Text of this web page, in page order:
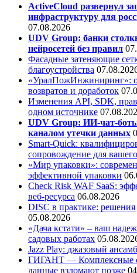
ActiveCloud развернул
инфраструктуру для
07.08.2026
UDV Group: банки
нейросетей без правил
Фасадные затеняющие
благоустройства
«УралПожИнжиниринг»:
возвратов и доработок
Изменения API, SDK,
одном источнике
UDV Group: ИИ-чат-
каналом утечки данных
Smart-Quick:
сопровождение для
«Мир упаковки»:
эффективной упаковки
Check Risk WAF SaaS:
веб-ресурса 06.08.2026
DISC в практике:
05.08.2026
«Дача кстати» – ваш
садовых работах
Jazz Play: джазовый
ГИГАНТ — Комплексные
данные взломают позже